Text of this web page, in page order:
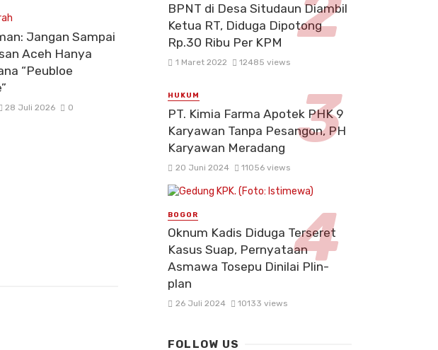
Jangan Sampai
Aceh Hanya
“Peubloe
28 Juli 2026 0
BPNT di Desa Situdaun Diambil
Ketua RT, Diduga Dipotong
Rp.30 Ribu Per KPM
1 Maret 2022 12485 views
HUKUM
PT. Kimia Farma Apotek PHK 9
Karyawan Tanpa Pesangon, PH
Karyawan Meradang
20 Juni 2024 11056 views
BOGOR
Oknum Kadis Diduga Terseret
Kasus Suap, Pernyataan
Asmawa Tosepu Dinilai Plin-
plan
26 Juli 2024 10133 views
FOLLOW US